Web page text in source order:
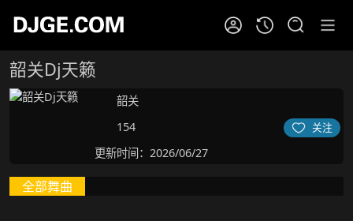
韶关Dj天籁
韶关
154
关注
更新时间：2026/06/27
全部舞曲